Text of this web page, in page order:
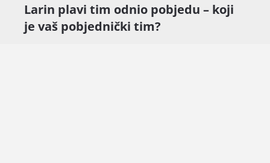
Larin plavi tim odnio pobjedu – koji
je vaš pobjednički tim?